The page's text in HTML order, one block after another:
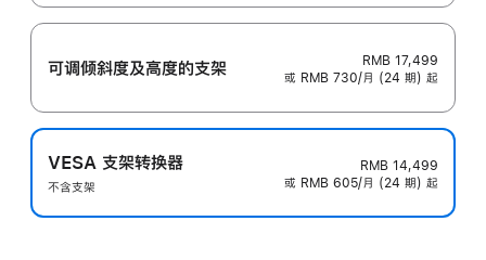
可调倾斜度及高‍度的支‍架
RMB 17,499
或 RMB 730/月 (24 期) 起
VESA 支架转换器
不含支架
RMB 14,499
或 RMB 605/月 (24 期) 起